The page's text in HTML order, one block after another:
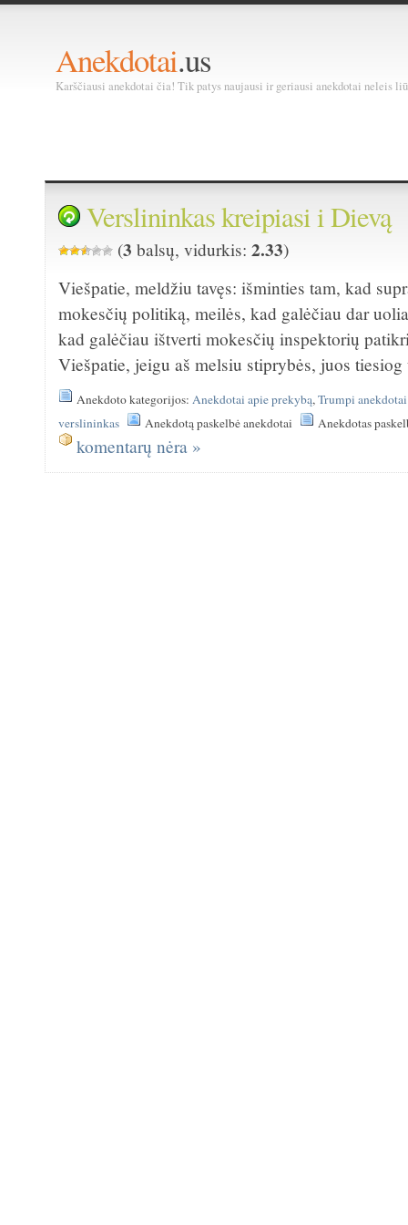
Anekdotai.us
Karščiausi anekdotai čia! Tik patys naujausi ir geriausi anekdotai neleis
Verslininkas kreipiasi i Dievą
(3 balsų, vidurkis:2.33)
Viešpatie, meldžiu tavęs: išminties tam, kad
mokesčių politiką, meilės, kad galėčiau dar
kad galėčiau ištverti mokesčių inspektorių
Viešpatie, jeigu aš melsiu stiprybės, juos
Anekdoto kategorijos:Anekdotai apie prekybą,Trumpi anekdotai
verslininkas
Anekdotą paskelbė anekdotai Anekdotas
komentarų nėra »